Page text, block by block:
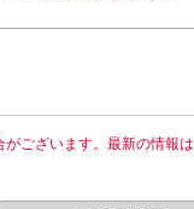
ございます。最新の情報は